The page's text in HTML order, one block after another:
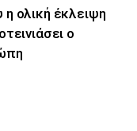
ολική έκλειψη
ο